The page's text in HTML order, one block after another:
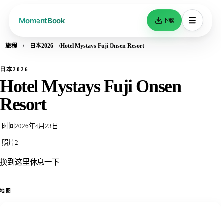
下载
旅程 日本2026 Hotel Mystays Fuji Onsen Resort
日本2026
Hotel Mystays Fuji Onsen
Resort
时间 2026年4月23日
照片2
换到这里休息一下
地图